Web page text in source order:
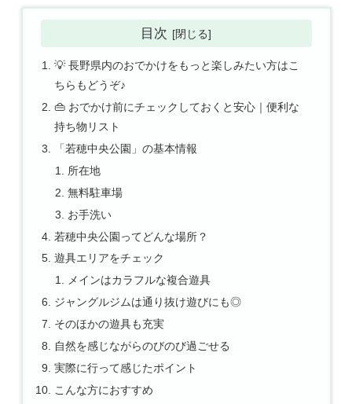
目次
💡 長野県内のおでかけをもっと楽しみたい方はこ
ちらもどうぞ♪
👜 おでかけ前にチェックしておくと安心｜便利な
持ち物リスト
「若穂中央公園」の基本情報
所在地
無料駐車場
お手洗い
若穂中央公園ってどんな場所？
遊具エリアをチェック
メインはカラフルな複合遊具
ジャングルジムは通り抜け遊びにも◎
そのほかの遊具も充実
自然を感じながらのびのび過ごせる
実際に行って感じたポイント
こんな方におすすめ